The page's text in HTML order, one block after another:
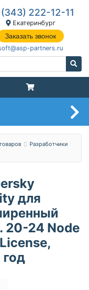
222-12-11
Екатеринбург
Заказать звонок
partners.ru
Разработчики
для
20-24 Node
год